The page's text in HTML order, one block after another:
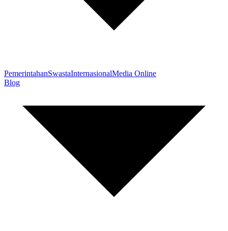
PemerintahanSwastaInternasionalMedia Online
Blog